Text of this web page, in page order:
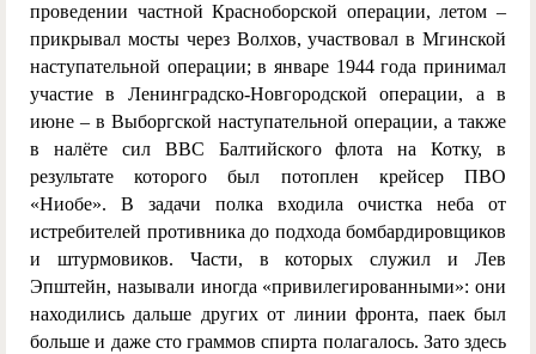
проведении частной Красноборской операции, летом –
прикрывал мосты через Волхов, участвовал в Мгинской
наступательной операции; в январе 1944 года принимал
участие в Ленинградско-Новгородской операции, а в
июне – в Выборгской наступательной операции, а также
в налёте сил ВВС Балтийского флота на Котку, в
результате которого был потоплен крейсер ПВО
«Ниобе». В задачи полка входила очистка неба от
истребителей противника до подхода бомбардировщиков
и штурмовиков. Части, в которых служил и Лев
Эпштейн, называли иногда «привилегированными»: они
находились дальше других от линии фронта, паек был
больше и даже сто граммов спирта полагалось. Зато здесь